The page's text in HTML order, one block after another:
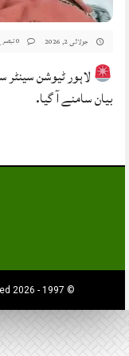
جولائی 2, 2026
لاہور ٹیوشن سینٹر
بیان سامنے آ گیا.
© 1997 - 2026